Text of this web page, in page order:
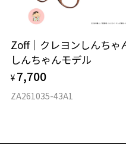
お持ちのZoffメガネ
仕上がり寸法
D 仕上がりの横幅：約144mm
延長されません。
安心2 視力測定無料
視力の変化を早めに発
力測定をおすすめいた
安心3 かかり具合
＜メガネの度数情報がわから
オンラインストアでフレー
実店舗で度付きにできます
ご購入時に「レンズ交換券
度数を測定のうえ、度付き
Zoff｜クレヨンしんちゃ
しんちゃんモデル
¥ 7,700
ZA261035-43A1